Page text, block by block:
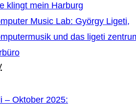
klingt mein Harburg
Music Lab: György Ligeti,
und das ligeti
– Oktober 2025: